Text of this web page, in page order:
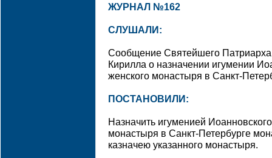
ЖУРНАЛ №162
СЛУШАЛИ:
Сообщение Святейшего Патриарха
Кирилла о назначении игумении
женского монастыря в Санкт-
ПОСТАНОВИЛИ:
Назначить игуменией
монастыря в Санкт-Петербурге
казначею указанного монастыря.